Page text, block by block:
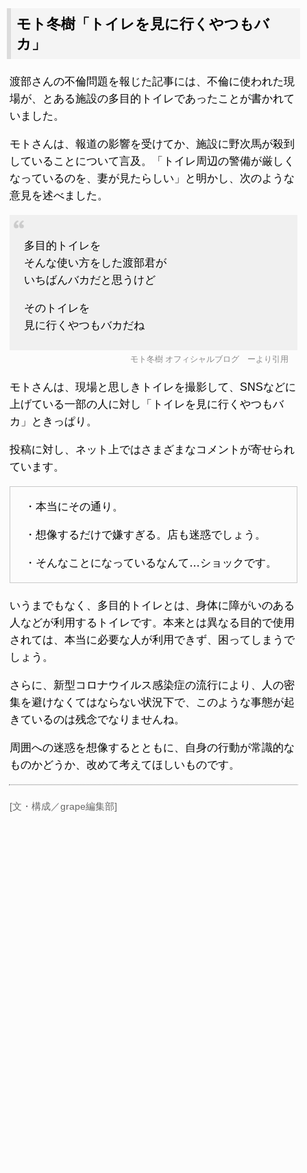
モト冬樹「トイレを見に行くやつもバ
カ」
渡部さんの不倫問題を報じた記事には、不倫に使われた現
場が、とある施設の多目的トイレであったことが書かれて
いました。
モトさんは、報道の影響を受けてか、施設に野次馬が殺到
していることについて言及。「トイレ周辺の警備が厳しく
なっているのを、妻が見たらしい」と明かし、次のような
意見を述べました。
多目的トイレを
そんな使い方をした渡部君が
いちばんバカだと思うけど
そのトイレを
見に行くやつもバカだね
モト冬樹 オフィシャルブログーより引用
モトさんは、現場と思しきトイレを撮影して、SNSなどに
上げている一部の人に対し「トイレを見に行くやつもバ
カ」ときっぱり。
投稿に対し、ネット上ではさまざまなコメントが寄せられ
ています。
・本当にその通り。
・想像するだけで嫌すぎる。店も迷惑でしょう。
・そんなことになっているなんて…ショックです。
いうまでもなく、多目的トイレとは、身体に障がいのある
人などが利用するトイレです。本来とは異なる目的で使用
されては、本当に必要な人が利用できず、困ってしまうで
しょう。
さらに、新型コロナウイルス感染症の流行により、人の密
集を避けなくてはならない状況下で、このような事態が起
きているのは残念でなりませんね。
周囲への迷惑を想像するとともに、自身の行動が常識的な
ものかどうか、改めて考えてほしいものです。
[文・構成／grape編集部]